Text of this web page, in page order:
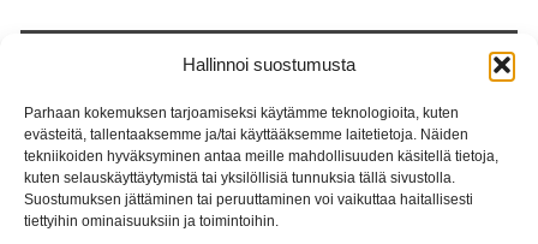
Hallinnoi suostumusta
Parhaan kokemuksen tarjoamiseksi käytämme teknologioita, kuten
evästeitä, tallentaaksemme ja/tai käyttääksemme laitetietoja. Näiden
tekniikoiden hyväksyminen antaa meille mahdollisuuden käsitellä tietoja,
kuten selauskäyttäytymistä tai yksilöllisiä tunnuksia tällä sivustolla.
Suostumuksen jättäminen tai peruuttaminen voi vaikuttaa haitallisesti
tiettyihin ominaisuuksiin ja toimintoihin.